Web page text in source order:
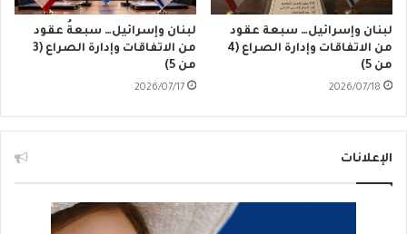
لبنان وإسرائيل… سبعة عقود
من الاتفاقات وإدارة الصراع (4
من 5)
2026/07/18
لبنان وإسرائيل… سبعةُ عقود
من الاتفاقات وإدارة الصراع (3
من 5)
2026/07/17
الإعلانات